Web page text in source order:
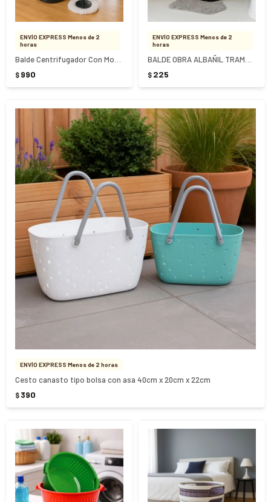
ENVÍO EXPRESS Menos de 2
horas
$ 990
ENVÍO EXPRESS Menos de 2
horas
$ 225
ENVÍO EXPRESS Menos de 2 horas
Cesto canasto tipo bolsa con asa 40cm x 20cm x 22cm
$ 390